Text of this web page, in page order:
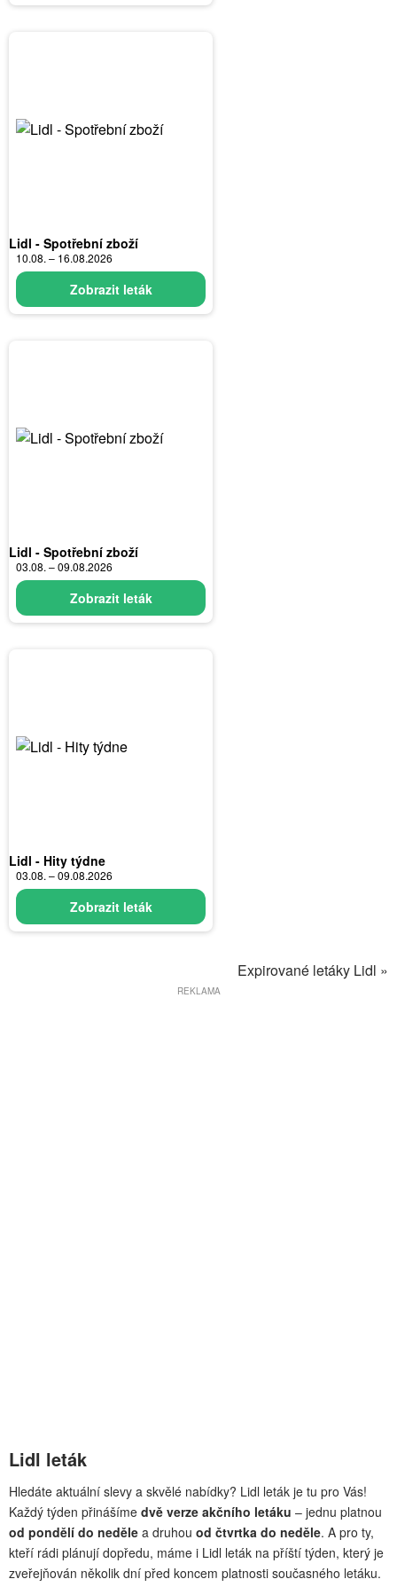
Lidl - Spotřební zboží
10.08. – 16.08.2026
Zobrazit leták
Lidl - Spotřební zboží
03.08. – 09.08.2026
Zobrazit leták
Lidl - Hity týdne
03.08. – 09.08.2026
Zobrazit leták
Expirované letáky Lidl »
REKLAMA
Lidl leták
Hledáte aktuální slevy a skvělé nabídky? Lidl leták je tu pro Vás!
Každý týden přinášíme dvě verze akčního letáku – jednu platnou
od pondělí do neděle a druhou od čtvrtka do neděle. A pro ty,
kteří rádi plánují dopředu, máme i Lidl leták na příští týden, který je
zveřejňován několik dní před koncem platnosti současného letáku.